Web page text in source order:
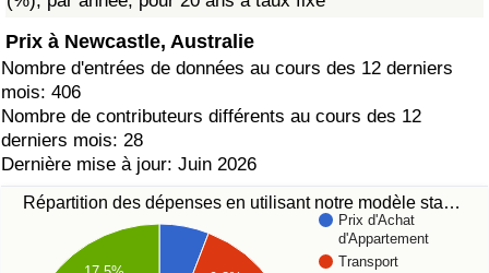
Prix à Newcastle, Australie
Nombre d'entrées de données au cours des 12 derniers
mois: 406
Nombre de contributeurs différents au cours des 12
derniers mois: 28
Dernière mise à jour: Juin 2026
Répartition des dépenses en utilisant notre modèle sta…
Prix d'Achat
d'Appartement
Transport